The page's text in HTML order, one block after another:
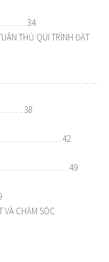
34
THỦ QUI TRÌNH ĐẶT
38
42
49
VÀ CHĂM SÓC